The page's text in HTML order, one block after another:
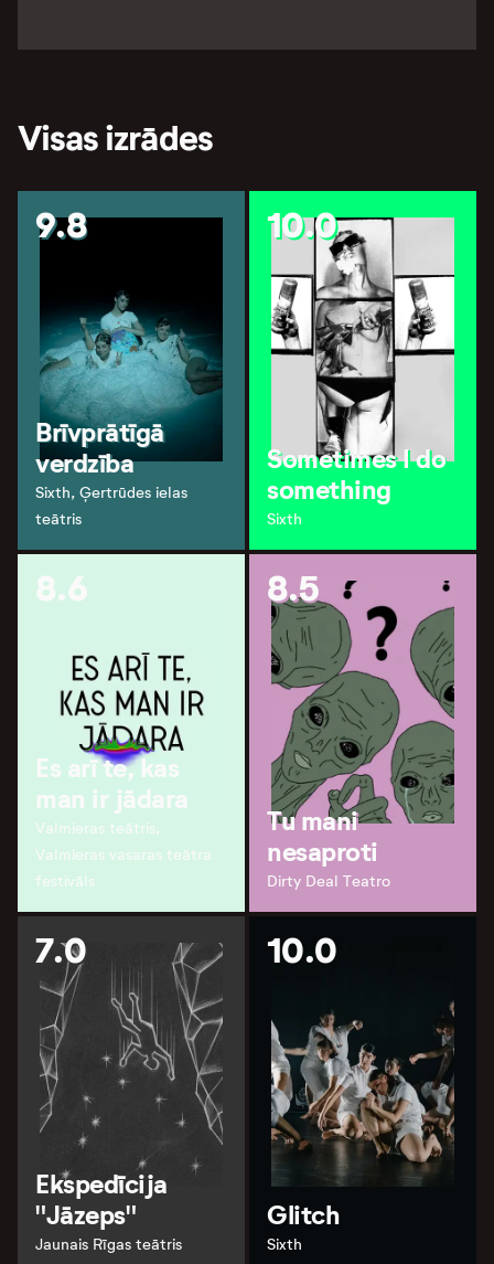
Visas izrādes
9.8
Brīvprātīgā
verdzība
Sixth, Ģertrūdes ielas
teātris
10.0
Sometimes I do
something
Sixth
8.6
Es arī te, kas
man ir jādara
Valmieras teātris,
Valmieras vasaras teātra
festivāls
8.5
Tu mani
nesaproti
Dirty Deal Teatro
7.0
Ekspedīcija
"Jāzeps"
Jaunais Rīgas teātris
10.0
Glitch
Sixth